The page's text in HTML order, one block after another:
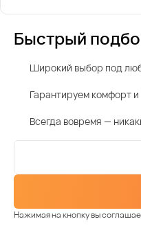
Быстрый
Широкий выбор под
Гарантируем комфорт
Всегда вовремя —
Нажимая на кнопку вы